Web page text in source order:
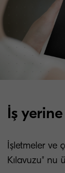
İş
İşletmeler ve
Kılavuzu" nu